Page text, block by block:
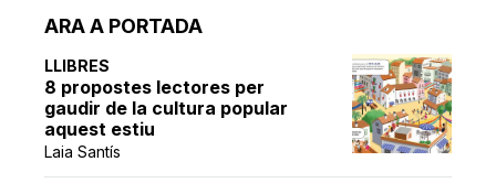
ARA A PORTADA
LLIBRES
8 propostes lectores per
gaudir de la cultura popular
aquest estiu
Laia Santís